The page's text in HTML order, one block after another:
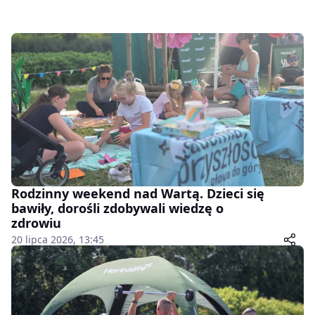
Rodzinny weekend nad Wartą. Dzieci się
bawiły, dorośli zdobywali wiedzę o
zdrowiu
20 lipca 2026, 13:45